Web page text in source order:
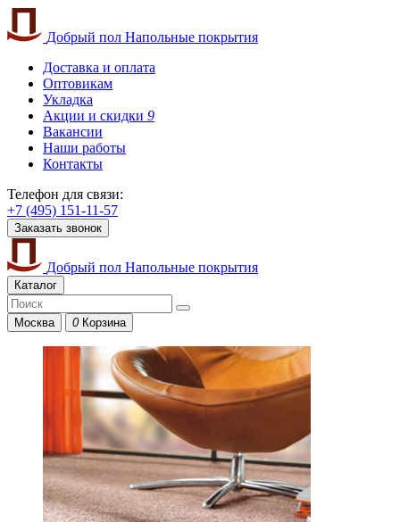
Добрый пол Напольные покрытия
Доставка и оплата
Оптовикам
Укладка
Акции и скидки 9
Вакансии
Наши работы
Контакты
Телефон для связи:
+7 (495) 151-11-57
Заказать звонок
Добрый пол Напольные покрытия
Каталог
Москва 0 Корзина